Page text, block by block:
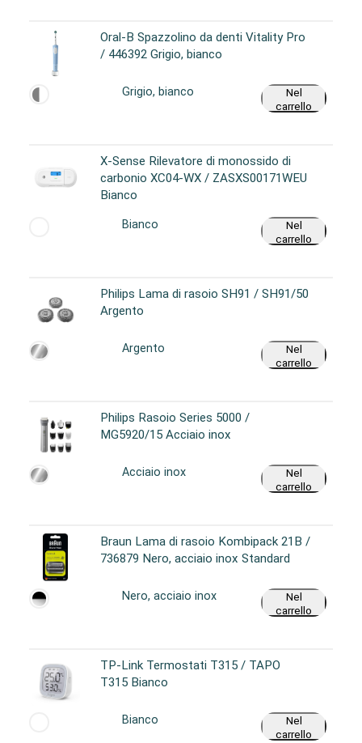
Oral-B Spazzolino da denti Vitality Pro
/ 446392 Grigio, bianco
Grigio, bianco
Nel
carrello
X-Sense Rilevatore di monossido di
carbonio XC04-WX / ZASXS00171WEU
Bianco
Bianco
Nel
carrello
Philips Lama di rasoio SH91 / SH91/50
Argento
Argento
Nel
carrello
Philips Rasoio Series 5000 /
MG5920/15 Acciaio inox
Acciaio inox
Nel
carrello
Braun Lama di rasoio Kombipack 21B /
736879 Nero, acciaio inox Standard
Nero, acciaio inox
Nel
carrello
TP-Link Termostati T315 / TAPO
T315 Bianco
Bianco
Nel
carrello